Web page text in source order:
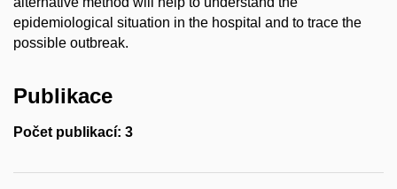
epidemiological situation in the hospital and to trace the
possible outbreak.
Publikace
Počet publikací: 3